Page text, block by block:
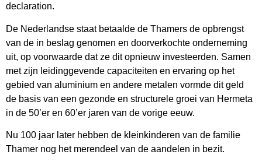
declaration.
De Nederlandse staat betaalde de Thamers de opbrengst
van de in beslag genomen en doorverkochte onderneming
uit, op voorwaarde dat ze dit opnieuw investeerden. Samen
met zijn leidinggevende capaciteiten en ervaring op het
gebied van aluminium en andere metalen vormde dit geld
de basis van een gezonde en structurele groei van Hermeta
in de 50’er en 60’er jaren van de vorige eeuw.
Nu 100 jaar later hebben de kleinkinderen van de familie
Thamer nog het merendeel van de aandelen in bezit.